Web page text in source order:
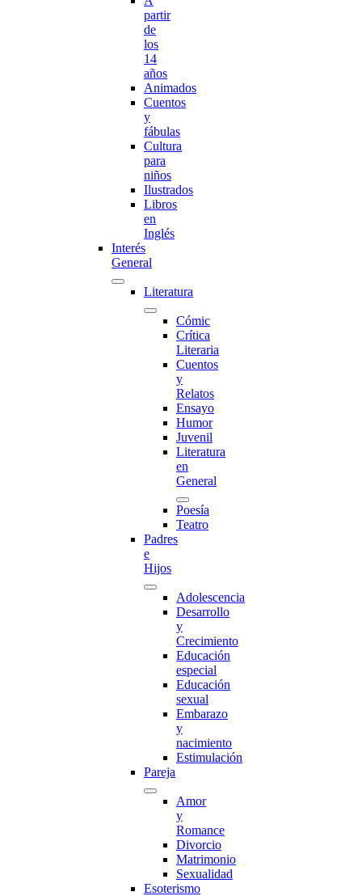
partir
de
los
14
años
Animados
Cuentos
y
fábulas
Cultura
para
niños
Ilustrados
Libros
en
Inglés
Interés
General
Literatura
Cómic
Crítica
Literaria
Cuentos
y
Relatos
Ensayo
Humor
Juvenil
Literatura
en
General
Poesía
Teatro
Padres
e
Hijos
Adolescencia
Desarrollo
y
Crecimiento
Educación
especial
Educación
sexual
Embarazo
y
nacimiento
Estimulación
Pareja
Amor
y
Romance
Divorcio
Matrimonio
Sexualidad
Esoterismo